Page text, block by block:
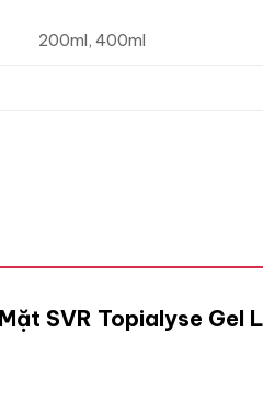
200ml, 400ml
SVR Topialyse Gel